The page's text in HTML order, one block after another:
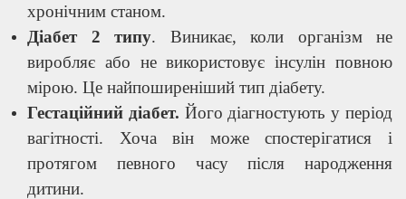
хронічним станом.
Діабет 2 типу. Виникає, коли організм не
виробляє або не використовує інсулін повною
мірою. Це найпоширеніший тип діабету.
Гестаційний діабет. Його діагностують у період
вагітності. Хоча він може спостерігатися і
протягом певного часу після народження
дитини.